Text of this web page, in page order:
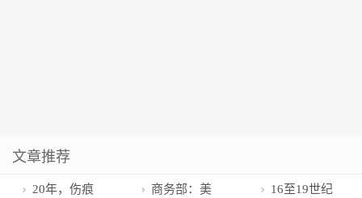
文章推荐
20年，伤痕 商务部：美 16至19世纪